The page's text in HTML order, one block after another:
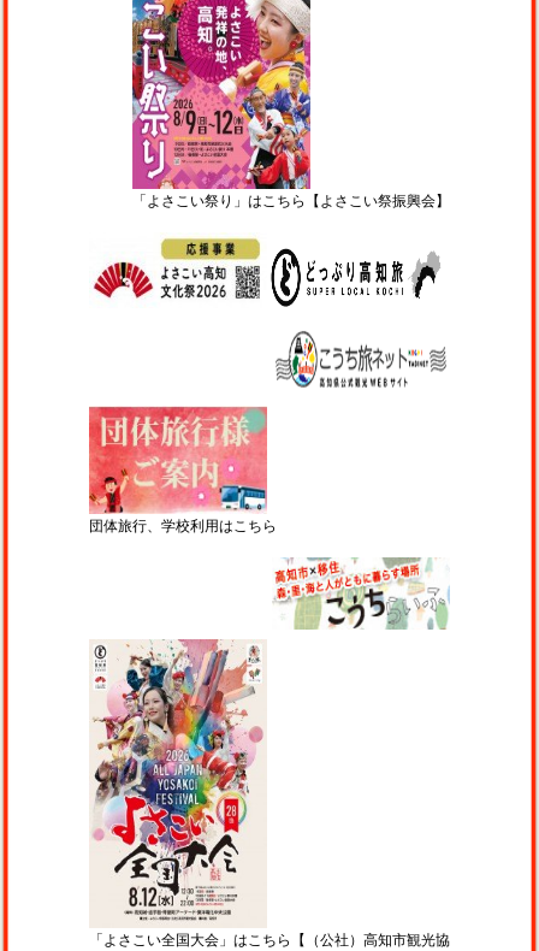
「よさこい祭り」はこちら【よさこい祭振興会】
団体旅行、学校利用はこちら
「よさこい全国大会」はこちら【（公社）高知市観光協